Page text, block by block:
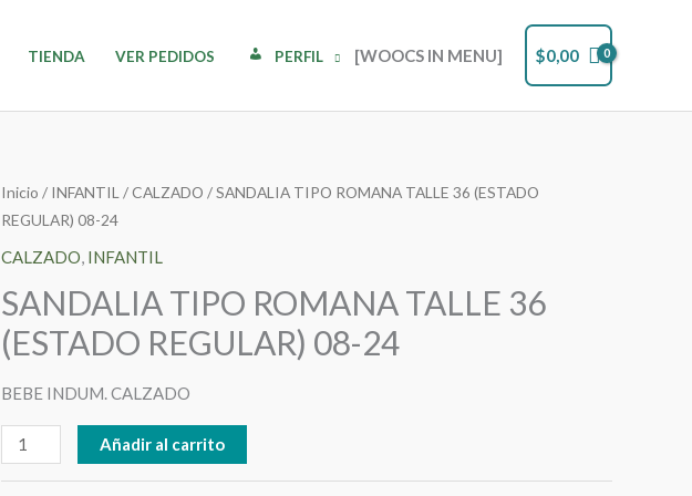
TIENDA VER PEDIDOS PERFIL [WOOCS IN MENU] $0,00
Inicio / INFANTIL /CALZADO / SANDALIA TIPO ROMANA TALLE 36 (ESTADO
REGULAR) 08-24
CALZADO, INFANTIL
SANDALIA TIPO ROMANA TALLE 36
(ESTADO REGULAR) 08-24
BEBE INDUM. CALZADO
SANDALIA
TIPO
ROMANA
36
(ESTADO
08-
24
cantidad
Añadir al carrito